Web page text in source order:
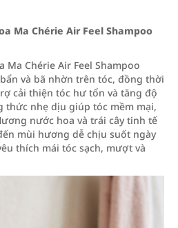
Ma Chérie Air Feel Shampoo
Ma Chérie Air Feel Shampoo
và bã nhờn trên tóc, đồng thời
cải thiện tóc hư tổn và tăng độ
nhẹ dịu giúp tóc mềm mại,
nước hoa và trái cây tinh tế
mùi hương dễ chịu suốt ngày
thích mái tóc sạch, mượt và